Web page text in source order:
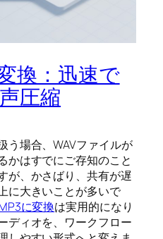
換：迅速で
圧縮
う場合、WAVファイルが
かはすでにご存知のこと
が、かさばり、共有が遅
に大きいことが多いで
に変換は実用的になり
ディオを、ワークフロー